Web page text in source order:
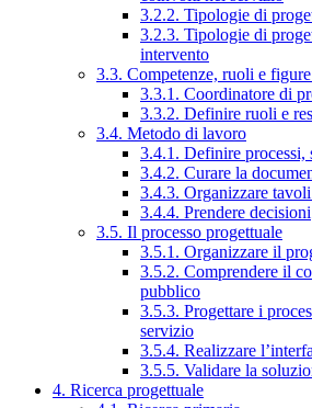
3.2.2. Tipologie di
3.2.3. Tipologie di
intervento
3.3. Competenze, ruoli e
3.3.1. Coordinatore di
3.3.2. Definire ruoli e
3.4. Metodo di lavoro
3.4.1. Definire processi,
3.4.2. Curare la
3.4.3. Organizzare
3.4.4. Prendere decisioni
3.5. Il processo progettuale
3.5.1. Organizzare il
3.5.2. Comprendere il
pubblico
3.5.3. Progettare i
servizio
3.5.4. Realizzare
3.5.5. Validare la
4. Ricerca progettuale